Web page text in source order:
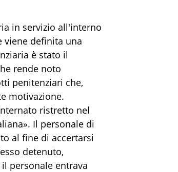
in servizio all'interno
viene definita una
è stato il
rende noto
penitenziari che,
motivazione.
ristretto nel
Il personale di
al fine di accertarsi
detenuto,
personale entrava